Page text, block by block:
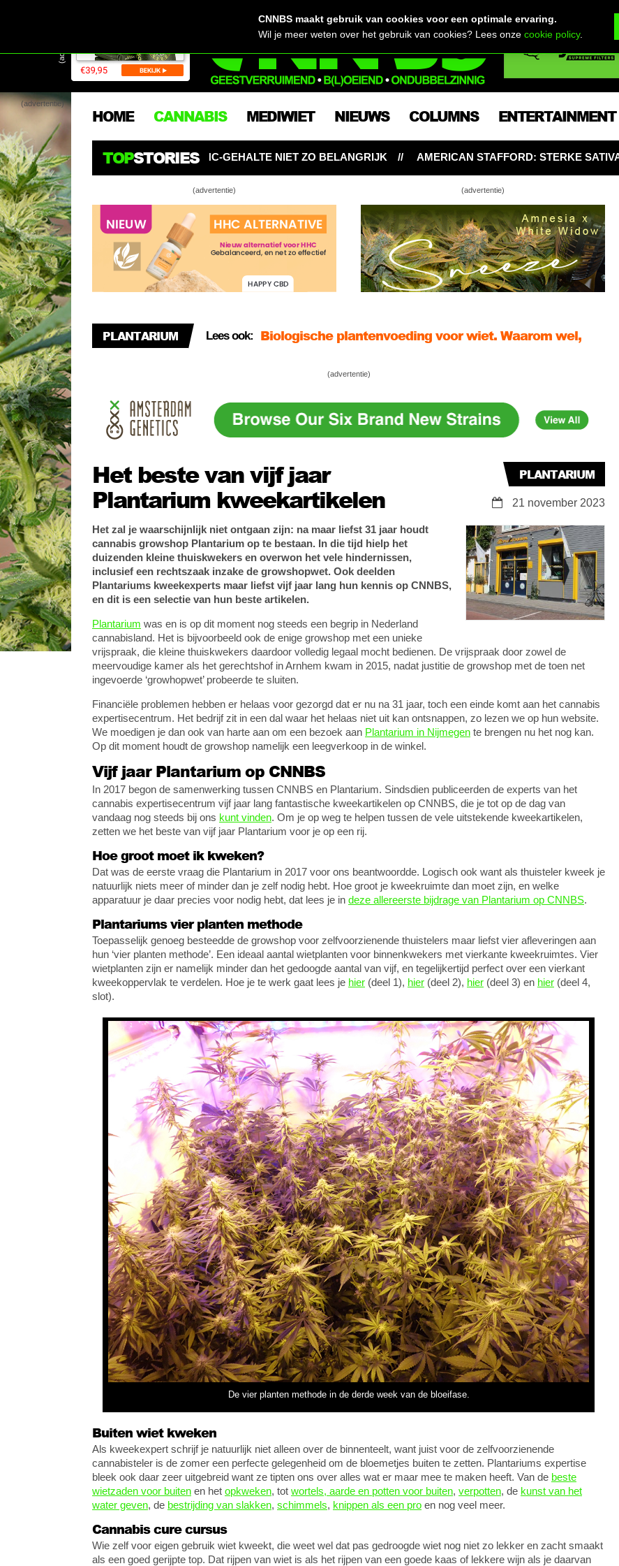
(advertentie)
(advertentie)
HOME CANNABIS MEDIWIET NIEUWS COLUMNS ENTERTAINMENT
TOPSTORIES
HET THC-GEHALTE NIET ZO BELANGRIJK AMERICAN STAFFORD: STERKE SATIVA-HYBRIDE BIJT VAN ZICH AF
(advertentie) (advertentie)
PLANTARIUM Lees ook:
Stop je wiet niet in een zakje, maar een bakje!
Hoe kweek én behoud je zoveel mogelijk trichomen?
Stop je wiet niet in een zakje, maar een bakje!
Hoe kweek én behoud je zoveel mogelijk trichomen?
(advertentie)
Het beste van vijf jaar
Plantarium kweekartikelen
PLANTARIUM
21 november 2023
Het zal je waarschijnlijk niet ontgaan zijn: na maar liefst 31 jaar houdt
cannabis growshop Plantarium op te bestaan. In die tijd hielp het
duizenden kleine thuiskwekers en overwon het vele hindernissen,
inclusief een rechtszaak inzake de growshopwet. Ook deelden
Plantariums kweekexperts maar liefst vijf jaar lang hun kennis op CNNBS,
en dit is een selectie van hun beste artikelen.
Plantarium was en is op dit moment nog steeds een begrip in Nederland
cannabisland. Het is bijvoorbeeld ook de enige growshop met een unieke
vrijspraak, die kleine thuiskwekers daardoor volledig legaal mocht bedienen. De vrijspraak door zowel de
meervoudige kamer als het gerechtshof in Arnhem kwam in 2015, nadat justitie de growshop met de toen net
ingevoerde ‘growhopwet’ probeerde te sluiten.
Financiële problemen hebben er helaas voor gezorgd dat er nu na 31 jaar, toch een einde komt aan het cannabis
expertisecentrum. Het bedrijf zit in een dal waar het helaas niet uit kan ontsnappen, zo lezen we op hun website.
We moedigen je dan ook van harte aan om een bezoek aan Plantarium in Nijmegen te brengen nu het nog kan.
Op dit moment houdt de growshop namelijk een leegverkoop in de winkel.
Vijf jaar Plantarium op CNNBS
In 2017 begon de samenwerking tussen CNNBS en Plantarium. Sindsdien publiceerden de experts van het
cannabis expertisecentrum vijf jaar lang fantastische kweekartikelen op CNNBS, die je tot op de dag van
vandaag nog steeds bij ons kunt vinden. Om je op weg te helpen tussen de vele uitstekende kweekartikelen,
zetten we het beste van vijf jaar Plantarium voor je op een rij.
Hoe groot moet ik kweken?
Dat was de eerste vraag die Plantarium in 2017 voor ons beantwoordde. Logisch ook want als thuisteler kweek je
natuurlijk niets meer of minder dan je zelf nodig hebt. Hoe groot je kweekruimte dan moet zijn, en welke
apparatuur je daar precies voor nodig hebt, dat lees je in deze allereerste bijdrage van Plantarium op CNNBS.
Plantariums vier planten methode
Toepasselijk genoeg besteedde de growshop voor zelfvoorzienende thuistelers maar liefst vier afleveringen aan
hun ‘vier planten methode’. Een ideaal aantal wietplanten voor binnenkwekers met vierkante kweekruimtes. Vier
wietplanten zijn er namelijk minder dan het gedoogde aantal van vijf, en tegelijkertijd perfect over een vierkant
kweekoppervlak te verdelen. Hoe je te werk gaat lees je hier (deel 1), hier (deel 2), hier (deel 3) en hier (deel 4,
slot).
De vier planten methode in de derde week van de bloeifase.
Buiten wiet kweken
Als kweekexpert schrijf je natuurlijk niet alleen over de binnenteelt, want juist voor de zelfvoorzienende
cannabisteler is de zomer een perfecte gelegenheid om de bloemetjes buiten te zetten. Plantariums expertise
bleek ook daar zeer uitgebreid want ze tipten ons over alles wat er maar mee te maken heeft. Van de beste
wietzaden voor buiten en het opkweken, tot wortels, aarde en potten voor buiten, verpotten, de kunst van het
water geven, de bestrijding van slakken, schimmels, knippen als een pro en nog veel meer.
Cannabis cure cursus
Wie zelf voor eigen gebruik wiet kweekt, die weet wel dat pas gedroogde wiet nog niet zo lekker en zacht smaakt
als een goed gerijpte top. Dat rijpen van wiet is als het rijpen van een goede kaas of lekkere wijn als je daarvan
CNNBS maakt gebruik van cookies voor een optimale ervaring.
Wil je meer weten over het gebruik van cookies? Lees onzecookie policy.